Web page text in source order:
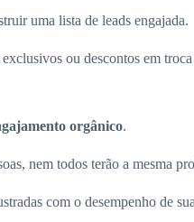
uma lista de leads engajada.
ou descontos em
orgânico.
nem todos terão a mesma
com o desempenho de